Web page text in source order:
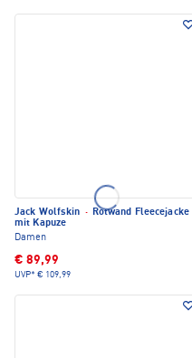
Jack Wolfskin · Rotwand Fleecejacke
mit Kapuze
Damen
€ 89,99
UVP* € 109,99